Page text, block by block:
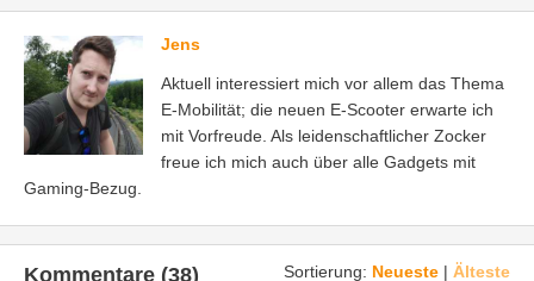
Jens
Aktuell interessiert mich vor allem das Thema
E-Mobilität; die neuen E-Scooter erwarte ich
mit Vorfreude. Als leidenschaftlicher Zocker
freue ich mich auch über alle Gadgets mit
Gaming-Bezug.
Sortierung: Neueste | Älteste
Kommentare (38)